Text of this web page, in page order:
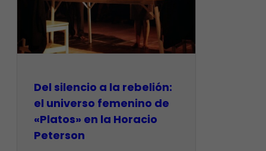
Del silencio a la rebelión:
el universo femenino de
«Platos» en la Horacio
Peterson